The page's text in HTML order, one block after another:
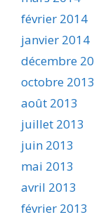
février 2014
janvier 2014
décembre
octobre 2013
août 2013
juillet 2013
juin 2013
mai 2013
avril 2013
février 2013